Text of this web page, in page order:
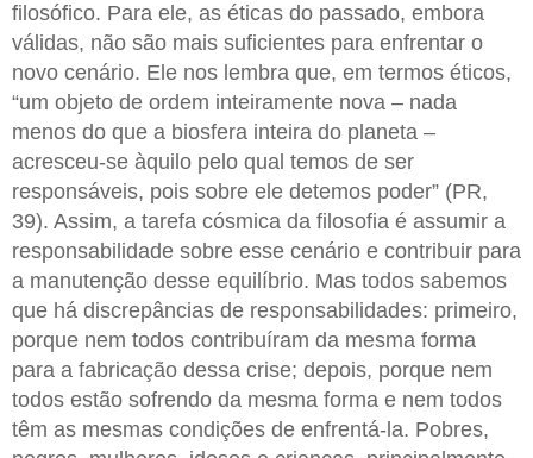
filosófico. Para ele, as éticas do passado, embora
válidas, não são mais suficientes para enfrentar o
novo cenário. Ele nos lembra que, em termos éticos,
“um objeto de ordem inteiramente nova – nada
menos do que a biosfera inteira do planeta –
acresceu-se àquilo pelo qual temos de ser
responsáveis, pois sobre ele detemos poder” (PR,
39). Assim, a tarefa cósmica da filosofia é assumir a
responsabilidade sobre esse cenário e contribuir para
a manutenção desse equilíbrio. Mas todos sabemos
que há discrepâncias de responsabilidades: primeiro,
porque nem todos contribuíram da mesma forma
para a fabricação dessa crise; depois, porque nem
todos estão sofrendo da mesma forma e nem todos
têm as mesmas condições de enfrentá-la. Pobres,